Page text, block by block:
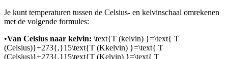
Je kunt temperaturen tussen de Celsius- en kelvinschaal omrekenen
met de volgende formules:
•Van Celsius naar kelvin: \text{T (kelvin) }=\text{ T
(Celsius)}+273{,}15\text{T (Kkelvin) }=\text{ T
(Celsius)}+273{,}15\text{T (Kelvin) }=\text{ T